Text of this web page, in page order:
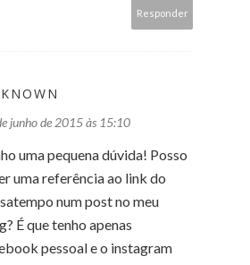
Responder
junho de 2015 às 15:10
uma pequena dúvida! Posso
uma referência ao link do
num post no meu
É que tenho apenas
pessoal e o instagram